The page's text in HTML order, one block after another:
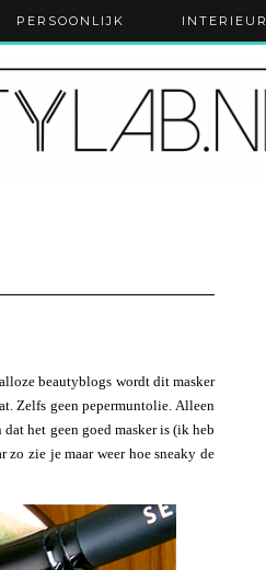
PERSOONLIJK INTERIEUR
beautyblogs wordt dit masker
Zelfs geen pepermuntolie. Alleen
het geen goed masker is (ik heb
zo zie je maar weer hoe sneaky de